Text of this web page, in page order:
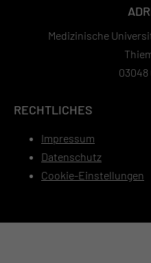
Medizinische
RECHTLICHES
Impressum
Datenschutz
Cookie-Einstellungen